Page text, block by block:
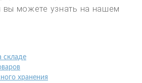
вы можете узнать на нашем
складе
хранения